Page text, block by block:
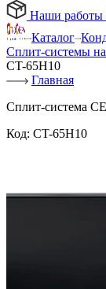
Наши работы
Каталог
Сплит-системы
CT-65H10
Главная
Сплит-система
Код: CT-65H10